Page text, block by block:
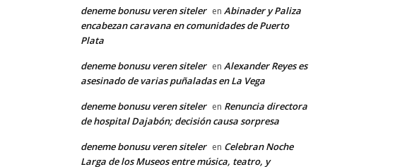
deneme bonusu veren siteler en Abinader y Paliza
encabezan caravana en comunidades de Puerto
Plata
deneme bonusu veren siteler en Alexander Reyes es
asesinado de varias puñaladas en La Vega
deneme bonusu veren siteler en Renuncia directora
de hospital Dajabón; decisión causa sorpresa
deneme bonusu veren siteler en Celebran Noche
Larga de los Museos entre música, teatro, y